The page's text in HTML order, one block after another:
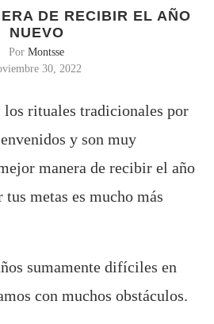
DE RECIBIR EL AÑO
NUEVO
Por Montsse
30, 2022
los rituales tradicionales por
y son muy
manera de recibir el año
tus metas es mucho más
sumamente difíciles en
con muchos obstáculos.